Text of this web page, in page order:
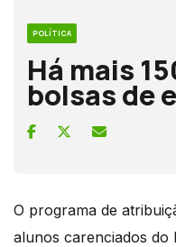
POLÍTICA
Há mais
bolsas de
O programa de
alunos carenciados do